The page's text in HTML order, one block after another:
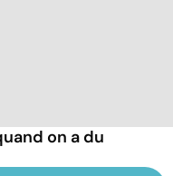
on a du